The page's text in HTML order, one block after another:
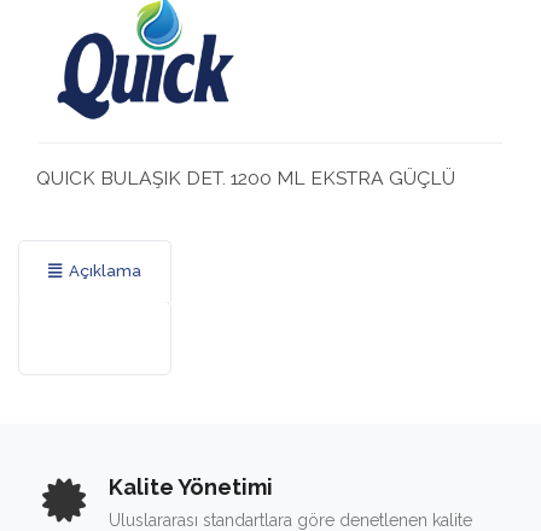
QUICK BULAŞIK DET. 1200 ML EKSTRA GÜÇLÜ
Açıklama
Kalite Yönetimi
Uluslararası standartlara göre denetlenen kalite